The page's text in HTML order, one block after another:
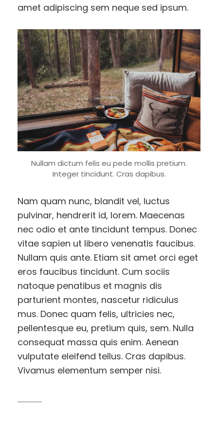
amet adipiscing sem neque sed ipsum.
Nullam dictum felis eu pede mollis pretium.
Integer tincidunt. Cras dapibus.
Nam quam nunc, blandit vel, luctus
pulvinar, hendrerit id, lorem. Maecenas
nec odio et ante tincidunt tempus. Donec
vitae sapien ut libero venenatis faucibus.
Nullam quis ante. Etiam sit amet orci eget
eros faucibus tincidunt. Cum sociis
natoque penatibus et magnis dis
parturient montes, nascetur ridiculus
mus. Donec quam felis, ultricies nec,
pellentesque eu, pretium quis, sem. Nulla
consequat massa quis enim. Aenean
vulputate eleifend tellus. Cras dapibus.
Vivamus elementum semper nisi.